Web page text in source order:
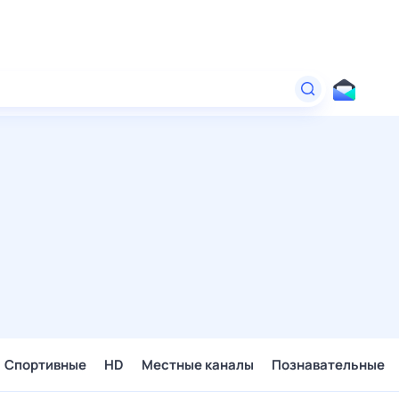
Спортивные HD Местные каналы Познавательные